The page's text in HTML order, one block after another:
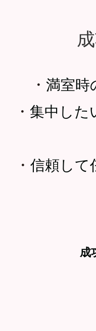
・ 満室時
・ 集中した
・ 信頼して
成